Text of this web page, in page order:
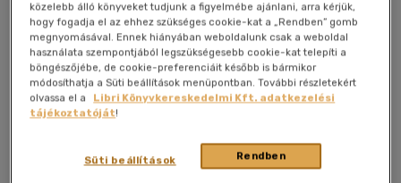
Közlekedéstörténeti
olvasókönyv
Csóti Ferenc (szerk.)
Közlekedéstörténeti
olvasókönyv
Antikvár partner
közelebb álló könyveket tudjunk a figyelmébe ajánlani, arra kérjük,
hogy fogadja el az ehhez szükséges cookie-kat a „Rendben” gomb
megnyomásával. Ennek hiányában weboldalunk csak a weboldal
használata szempontjából legszükségesebb cookie-kat telepíti a
böngészőjébe, de cookie-preferenciáit később is bármikor
módosíthatja a Süti beállítások menüpontban. További részletekért
olvassa el a
Libri Könyvkereskedelmi Kft. adatkezelési
tájékoztatóját!
Rendben
Süti beállítások